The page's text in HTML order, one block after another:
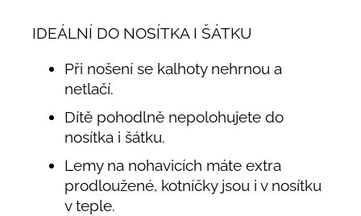
IDEÁLNÍ DO NOSÍTKA I ŠÁTKU
Při nošení se kalhoty nehrnou a
netlačí.
Dítě pohodlně nepolohujete do
nosítka i šátku.
Lemy na nohavicích máte extra
prodloužené, kotníčky jsou i v nosítku
v teple.